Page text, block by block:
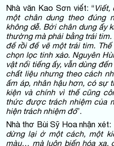
Nhà văn Kao Sơn viết: “Viết,
một chân dung theo đúng
không dễ. Bởi chân dung ấy
thường mà phải bằng trái
để rồi để vẽ một trái tim.
chọn lọc tinh xảo. Nguyên
vật nổi tiếng ấy, vẫn dùng
chất liệu nhưng theo cách
ấm áp, nhân hậu hơn, có sự
kiện và chính vì thế cũng
thức được trách nhiệm của
hiện trách nhiệm đó”.
Nhà thơ Bùi Sỹ Hoa nhận xét:
dừng lại ở một cách, một
màu… mà luôn biến hóa xa,